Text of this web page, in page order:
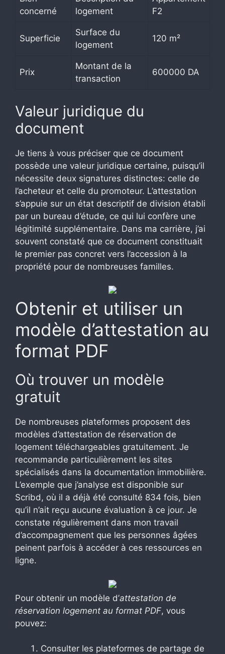
concerné
logement
F2
Superficie
Surface du
logement
120 m²
Prix
Montant de la
transaction
600000 DA
Valeur juridique du
document
Je tiens à vous préciser que ce document
possède une valeur juridique certaine, puisqu’il
nécessite deux signatures distinctes: celle de
l’acheteur et celle du promoteur. L’attestation
s’appuie sur un état descriptif de division établi
par un bureau d’étude, ce qui lui confère une
légitimité supplémentaire. Dans ma carrière, j’ai
souvent constaté que ce document constituait
le premier pas concret vers l’accession à la
propriété pour de nombreuses familles.
Obtenir et utiliser un
modèle d’attestation au
format PDF
Où trouver un modèle
gratuit
De nombreuses plateformes proposent des
modèles d’attestation de réservation de
logement téléchargeables gratuitement. Je
recommande particulièrement les sites
spécialisés dans la documentation immobilière.
L’exemple que j’analyse est disponible sur
Scribd, où il a déjà été consulté 834 fois, bien
qu’il n’ait reçu aucune évaluation à ce jour. Je
constate régulièrement dans mon travail
d’accompagnement que les personnes âgées
peinent parfois à accéder à ces ressources en
ligne.
Pour obtenir un modèle d’attestation de
réservation logement au format PDF, vous
pouvez:
Consulter les plateformes de partage de